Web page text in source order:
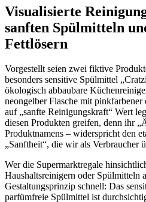
Visualisierte
sanften Spülmitteln
Fettlösern
Vorgestellt seien zwei fiktive
besonders sensitive Spülmittel
ökologisch abbaubare
neongelber Flasche mit
auf „sanfte Reinigungskraft“ Wert
diesen Produkten greifen, denn ihr
Produktnamens – widerspricht den
„Sanftheit“, die wir als Verbraucher
Wer die Supermarktregale
Haushaltsreinigern oder Spülmitteln
Gestaltungsprinzip schnell: Das
parfümfreie Spülmittel ist